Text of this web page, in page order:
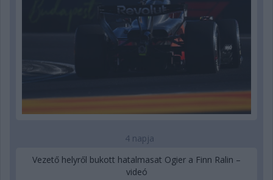
4 napja
Vezető helyről bukott hatalmasat Ogier a Finn Ralin –
videó